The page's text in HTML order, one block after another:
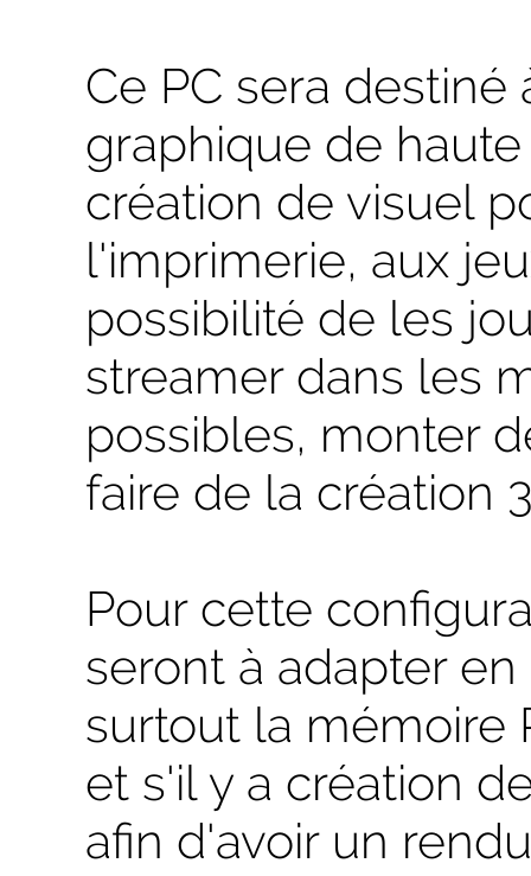
Ce PC sera destiné
graphique de
création de visuel
l'imprimerie, aux
possibilité de les
streamer dans les
possibles, monter
faire de la création
Pour cette
seront à adapter
surtout la mémoire
et s'il y a création
afin d'avoir un